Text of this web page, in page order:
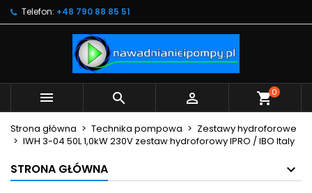
Telefon: +48 790 88 85 51
   shopping_cart0
Strona główna Technika pompowa
Zestawy hydroforowe
IWH 3-04 50L 1,0kW 230V zestaw hydroforowy IPRO / IBO Italy
STRONA GŁÓWNA
Moje listy życzeń ×
Utwórz nową listę
Utwórz listę życzeń ×
Nazwa listy życzeń
Anuluj Utwórz listę życzeń
Zaloguj się ×
Musisz być zalogowany by zapisać produkty na
swojej liście życzeń.